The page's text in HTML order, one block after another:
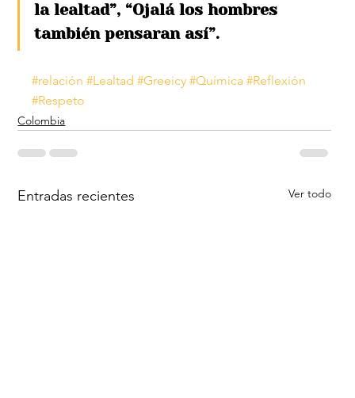
la lealtad”, “Ojalá los hombres
también pensaran así”.
#relación #Lealtad #Greeicy #Química #Reflexión
#Respeto
Colombia
Entradas recientes Ver todo